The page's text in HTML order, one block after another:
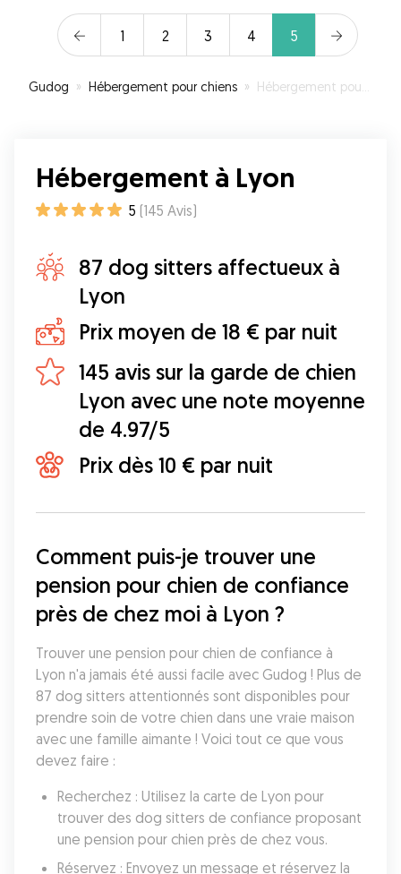
1
2 3 4 5
Gudog » Hébergement pour chiens » Hébergement pour votre chien à Lyon
Hébergement à Lyon
5 (145 Avis)
87 dog sitters affectueux à
Lyon
Prix moyen de 18 € par nuit
145 avis sur la garde de chien
Lyon avec une note moyenne
de 4.97/5
Prix dès 10 € par nuit
Comment puis-je trouver une
pension pour chien de confiance
près de chez moi à Lyon ?
Trouver une pension pour chien de confiance à
Lyon n'a jamais été aussi facile avec Gudog ! Plus de
87 dog sitters attentionnés sont disponibles pour
prendre soin de votre chien dans une vraie maison
avec une famille aimante ! Voici tout ce que vous
devez faire :
Recherchez : Utilisez la carte de Lyon pour
trouver des dog sitters de confiance proposant
une pension pour chien près de chez vous.
Réservez : Envoyez un message et réservez la